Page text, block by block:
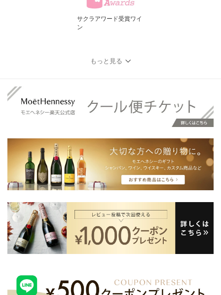
サクラアワード受賞ワイ
ン
もっと見る